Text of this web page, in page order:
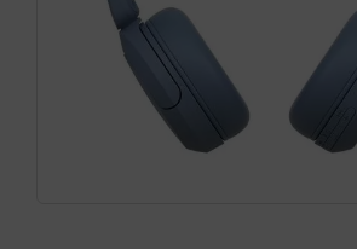
Smartwatches
Cámaras